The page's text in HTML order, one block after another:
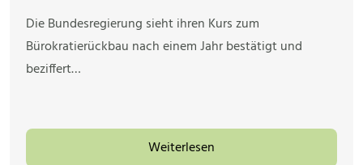
Die Bundesregierung sieht ihren Kurs zum
Bürokratierückbau nach einem Jahr bestätigt und
beziffert…
Weiterlesen